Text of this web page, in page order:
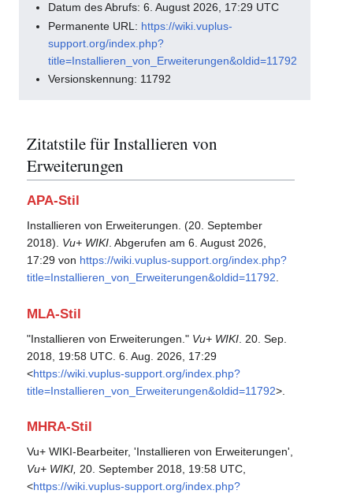
Datum des Abrufs: 6. August 2026, 17:29 UTC
Permanente URL: https://wiki.vuplus-
support.org/index.php?
title=Installieren_von_Erweiterungen&oldid=11792
Versionskennung: 11792
Zitatstile für Installieren von
Erweiterungen
APA-Stil
Installieren von Erweiterungen. (20. September
2018). Vu+ WIKI. Abgerufen am 6. August 2026,
17:29 von https://wiki.vuplus-support.org/index.php?
title=Installieren_von_Erweiterungen&oldid=11792.
MLA-Stil
"Installieren von Erweiterungen." Vu+ WIKI . 20. Sep.
2018, 19:58 UTC. 6. Aug. 2026, 17:29
<https://wiki.vuplus-support.org/index.php?
title=Installieren_von_Erweiterungen&oldid=11792>.
MHRA-Stil
Vu+ WIKI-Bearbeiter, 'Installieren von Erweiterungen',
Vu+ WIKI, 20. September 2018, 19:58 UTC,
<https://wiki.vuplus-support.org/index.php?